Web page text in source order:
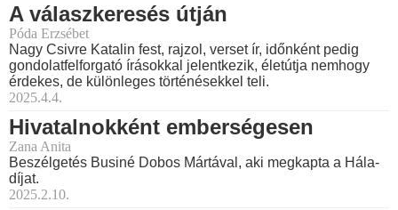
A válaszkeresés útján
Póda Erzsébet
Nagy Csivre Katalin fest, rajzol, verset ír, időnként pedig
gondolatfelforgató írásokkal jelentkezik, életútja nemhogy
érdekes, de különleges történésekkel teli.
2025.4.4.
Hivatalnokként emberségesen
Zana Anita
Beszélgetés Businé Dobos Mártával, aki megkapta a Hála-
díjat.
2025.2.10.